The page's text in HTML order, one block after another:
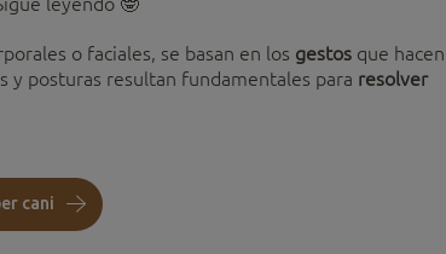
o faciales, se basan en los gestos que hacen
y posturas resultan fundamentales para resolver
cani